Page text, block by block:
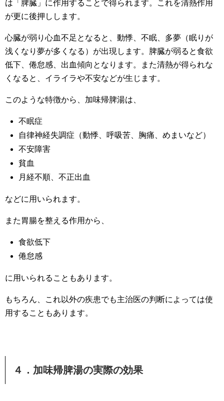
は「脾臓」に作用することで得られます。これを清熱作用
が更に後押しします。
心臓が弱り心血不足となると、動悸、不眠、多夢（眠りが
浅くなり夢が多くなる）が出現します。脾臓が弱ると食欲
低下、倦怠感、出血傾向となります。また清熱が得られな
くなると、イライラや不安などが生じます。
このような特徴から、加味帰脾湯は、
不眠症
自律神経失調症（動悸、呼吸苦、胸痛、めまいなど）
不安障害
貧血
月経不順、不正出血
などに用いられます。
また胃腸を整える作用から、
食欲低下
倦怠感
に用いられることもあります。
もちろん、これ以外の疾患でも主治医の判断によっては使
用することもあります。
４．加味帰脾湯の実際の効果